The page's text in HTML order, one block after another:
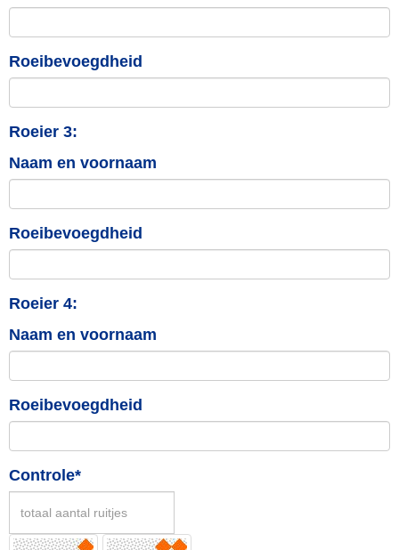
Roeibevoegdheid
Roeier 3:
Naam en voornaam
Roeibevoegdheid
Roeier 4:
Naam en voornaam
Roeibevoegdheid
Controle*